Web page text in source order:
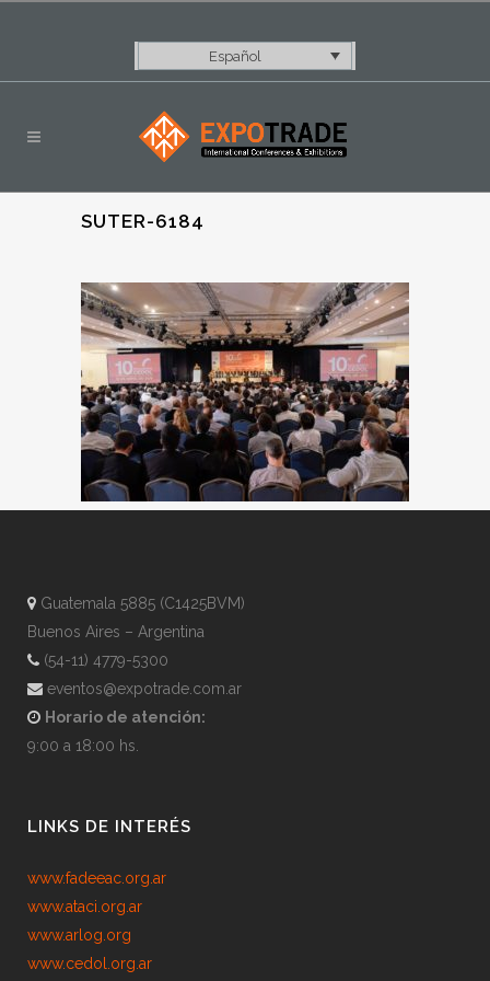
Español
SUTER-6184
Guatemala 5885 (C1425BVM)
Buenos Aires – Argentina
(54-11) 4779-5300
eventos@expotrade.com.ar
Horario de atención:
9:00 a 18:00 hs.
LINKS DE INTERÉS
www.fadeeac.org.ar
www.ataci.org.ar
www.arlog.org
www.cedol.org.ar